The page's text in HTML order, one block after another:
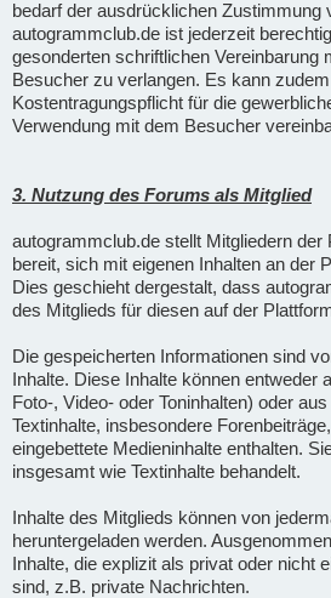
bedarf der ausdrücklichen Zustimmung
autogrammclub.de ist jederzeit
gesonderten schriftlichen Vereinbarung
Besucher zu verlangen. Es kann
Kostentragungspflicht für die
Verwendung mit dem Besucher
3. Nutzung des Forums als Mitglied
autogrammclub.de stellt Mitgliedern der
bereit, sich mit eigenen Inhalten an der
Dies geschieht dergestalt, dass
des Mitglieds für diesen auf der
Die gespeicherten Informationen sind
Inhalte. Diese Inhalte können entweder
Foto-, Video- oder Toninhalten) oder
Textinhalte, insbesondere
eingebettete Medieninhalte enthalten.
insgesamt wie Textinhalte behandelt.
Inhalte des Mitglieds können von
heruntergeladen werden.
Inhalte, die explizit als privat oder nicht
sind, z.B. private Nachrichten.